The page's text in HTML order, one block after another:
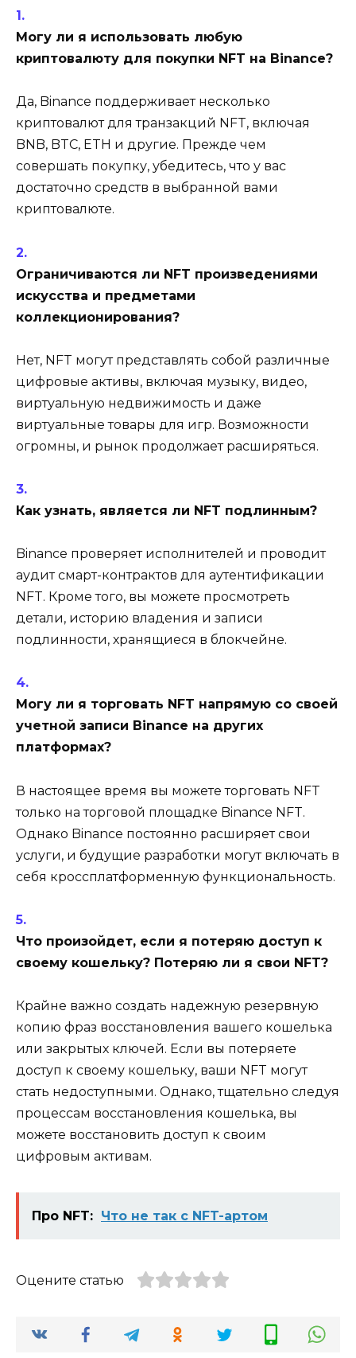
Могу ли я использовать любую
криптовалюту для покупки NFT на Binance?
Да, Binance поддерживает несколько
криптовалют для транзакций NFT, включая
BNB, BTC, ETH и другие. Прежде чем
совершать покупку, убедитесь, что у вас
достаточно средств в выбранной вами
криптовалюте.
Ограничиваются ли NFT произведениями
искусства и предметами
коллекционирования?
Нет, NFT могут представлять собой различные
цифровые активы, включая музыку, видео,
виртуальную недвижимость и даже
виртуальные товары для игр. Возможности
огромны, и рынок продолжает расширяться.
Как узнать, является ли NFT подлинным?
Binance проверяет исполнителей и проводит
аудит смарт-контрактов для аутентификации
NFT. Кроме того, вы можете просмотреть
детали, историю владения и записи
подлинности, хранящиеся в блокчейне.
Могу ли я торговать NFT напрямую со своей
учетной записи Binance на других
платформах?
В настоящее время вы можете торговать NFT
только на торговой площадке Binance NFT.
Однако Binance постоянно расширяет свои
услуги, и будущие разработки могут включать в
себя кроссплатформенную функциональность.
Что произойдет, если я потеряю доступ к
своему кошельку? Потеряю ли я свои NFT?
Крайне важно создать надежную резервную
копию фраз восстановления вашего кошелька
или закрытых ключей. Если вы потеряете
доступ к своему кошельку, ваши NFT могут
стать недоступными. Однако, тщательно следуя
процессам восстановления кошелька, вы
можете восстановить доступ к своим
цифровым активам.
Про NFT: Что не так с NFT-артом
Оцените статью